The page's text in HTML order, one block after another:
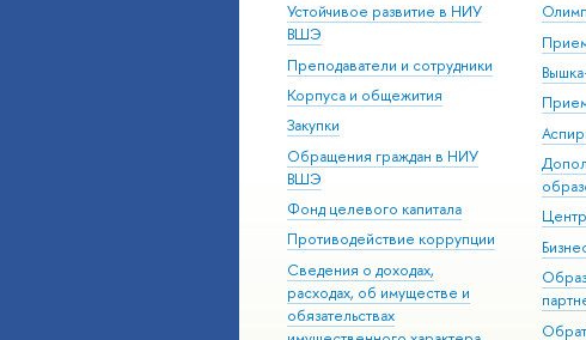
Устойчивое развитие в НИУ
ВШЭ
Преподаватели и сотрудники
Корпуса и общежития
Закупки
Обращения граждан в НИУ
ВШЭ
Фонд целевого капитала
Противодействие коррупции
Сведения о доходах,
расходах, об имуществе и
обязательствах